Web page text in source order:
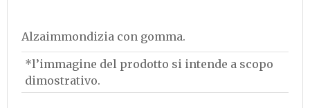
Alzaimmondizia con gomma.
*l’immagine del prodotto si intende a scopo
dimostrativo.